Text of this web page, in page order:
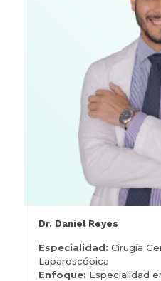
Dr. Daniel Reyes
Especialidad: Cirugía
Laparoscópica
Enfoque: Especialidad